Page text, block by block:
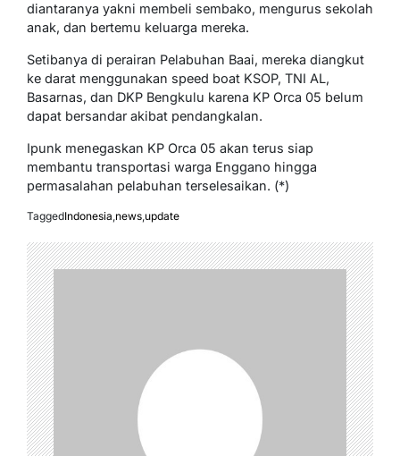
diantaranya yakni membeli sembako, mengurus sekolah
anak, dan bertemu keluarga mereka.
Setibanya di perairan Pelabuhan Baai, mereka diangkut
ke darat menggunakan speed boat KSOP, TNI AL,
Basarnas, dan DKP Bengkulu karena KP Orca 05 belum
dapat bersandar akibat pendangkalan.
Ipunk menegaskan KP Orca 05 akan terus siap
membantu transportasi warga Enggano hingga
permasalahan pelabuhan terselesaikan. (*)
TaggedIndonesia,news,update